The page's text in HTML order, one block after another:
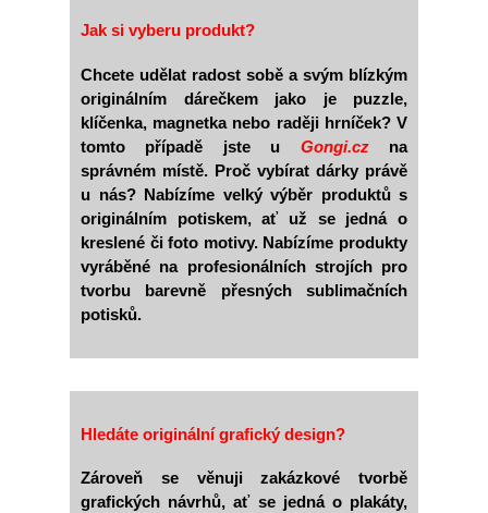
Jak si vyberu produkt?
Chcete udělat radost sobě a svým blízkým
originálním dárečkem jako je puzzle,
klíčenka, magnetka nebo raději hrníček? V
tomto případě jste u Gongi.cz
na
správném místě. Proč vybírat dárky právě
u nás? Nabízíme velký výběr produktů s
originálním potiskem, ať už se jedná o
kreslené či foto motivy. Nabízíme produkty
vyráběné na profesionálních strojích pro
tvorbu barevně přesných sublimačních
potisků.
Hledáte originální grafický design?
Zároveň se věnuji zakázkové tvorbě
grafických návrhů, ať se jedná o plakáty,